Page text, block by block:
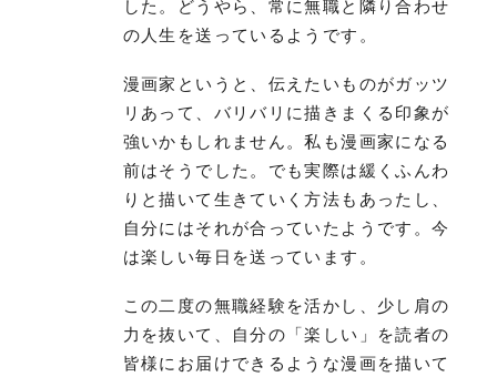
した。どうやら、常に無職と隣り合わせ
の人生を送っているようです。
漫画家というと、伝えたいものがガッツ
リあって、バリバリに描きまくる印象が
強いかもしれません。私も漫画家になる
前はそうでした。でも実際は緩くふんわ
りと描いて生きていく方法もあったし、
自分にはそれが合っていたようです。今
は楽しい毎日を送っています。
この二度の無職経験を活かし、少し肩の
力を抜いて、自分の「楽しい」を読者の
皆様にお届けできるような漫画を描いて